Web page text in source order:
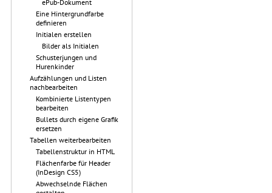
ePub-Dokument
Eine Hintergrundfarbe
definieren
Initialen erstellen
Bilder als Initialen
Schusterjungen und
Hurenkinder
Aufzählungen und Listen
nachbearbeiten
Kombinierte Listentypen
bearbeiten
Bullets durch eigene Grafik
ersetzen
Tabellen weiterbearbeiten
Tabellenstruktur in HTML
Flächenfarbe für Header
(InDesign CS5)
Abwechselnde Flächen